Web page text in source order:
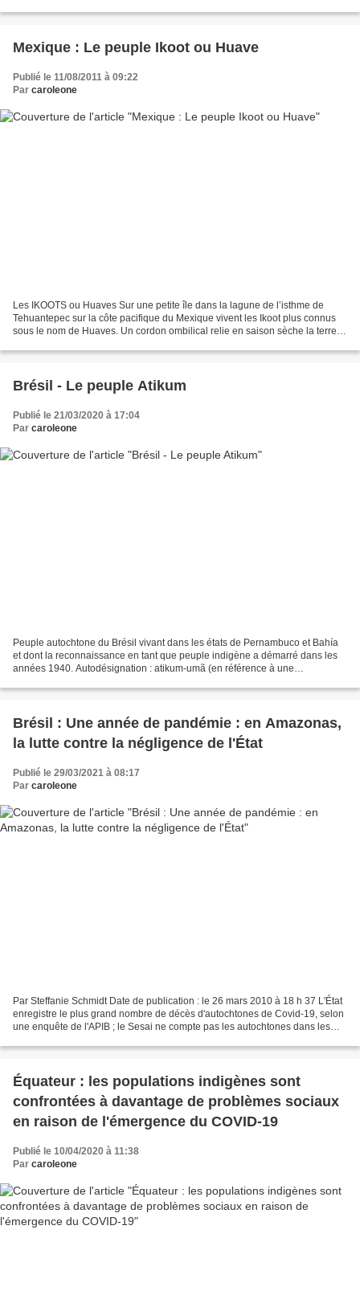
Mexique : Le peuple Ikoot ou Huave
Publié le 11/08/2011 à 09:22
Par caroleone
Les IKOOTS ou Huaves Sur une petite île dans la lagune de l’isthme de
Tehuantepec sur la côte pacifique du Mexique vivent les Ikoot plus connus
sous le nom de Huaves. Un cordon ombilical relie en saison sèche la terre
Brésil - Le peuple Atikum
Publié le 21/03/2020 à 17:04
Par caroleone
Peuple autochtone du Brésil vivant dans les états de Pernambuco et Bahía
et dont la reconnaissance en tant que peuple indigène a démarré dans les
années 1940. Autodésignation : atikum-umã (en référence à une
Brésil : Une année de pandémie : en Amazonas,
la lutte contre la négligence de l'État
Publié le 29/03/2021 à 08:17
Par caroleone
Par Steffanie Schmidt Date de publication : le 26 mars 2010 à 18 h 37 L'État
enregistre le plus grand nombre de décès d'autochtones de Covid-19, selon
une enquête de l'APIB ; le Sesai ne compte pas les autochtones dans les
Équateur : les populations indigènes sont
confrontées à davantage de problèmes sociaux
en raison de l'émergence du COVID-19
Publié le 10/04/2020 à 11:38
Par caroleone